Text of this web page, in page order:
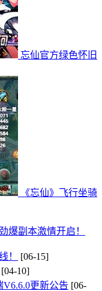
忘仙官方绿色怀旧
《忘仙》飞行坐骑
爆副本激情开启！
！
[06-15]
[04-10]
V6.6.0更新公告 [06-